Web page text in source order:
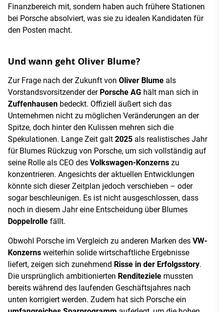
Finanzbereich mit, sondern haben auch frühere Stationen
bei Porsche absolviert, was sie zu idealen Kandidaten für
den Posten macht.
Und wann geht Oliver Blume?
Zur Frage nach der Zukunft von Oliver Blume als
Vorstandsvorsitzender der Porsche AG hält man sich in
Zuffenhausen bedeckt. Offiziell äußert sich das
Unternehmen nicht zu möglichen Veränderungen an der
Spitze, doch hinter den Kulissen mehren sich die
Spekulationen. Lange Zeit galt 2025 als realistisches Jahr
für Blumes Rückzug von Porsche, um sich vollständig auf
seine Rolle als CEO des Volkswagen-Konzerns zu
konzentrieren. Angesichts der aktuellen Entwicklungen
könnte sich dieser Zeitplan jedoch verschieben – oder
sogar beschleunigen. Es ist nicht ausgeschlossen, dass
noch in diesem Jahr eine Entscheidung über Blumes
Doppelrolle fällt.
Obwohl Porsche im Vergleich zu anderen Marken des VW-
Konzerns weiterhin solide wirtschaftliche Ergebnisse
liefert, zeigen sich zunehmend Risse in der Erfolgsstory.
Die ursprünglich ambitionierten Renditeziele mussten
bereits während des laufenden Geschäftsjahres nach
unten korrigiert werden. Zudem hat sich Porsche ein